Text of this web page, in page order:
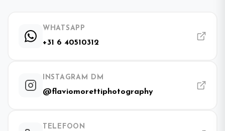
WHATSAPP
+31 6 40510312
INSTAGRAM DM
@flaviomorettiphotography
TELEFOON